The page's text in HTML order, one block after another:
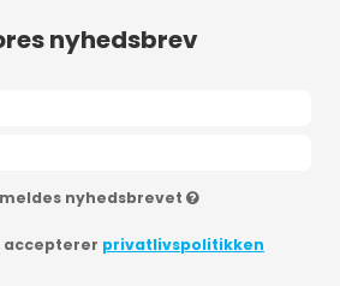
nyhedsbrev
nyhedsbrevet
privatlivspolitikken